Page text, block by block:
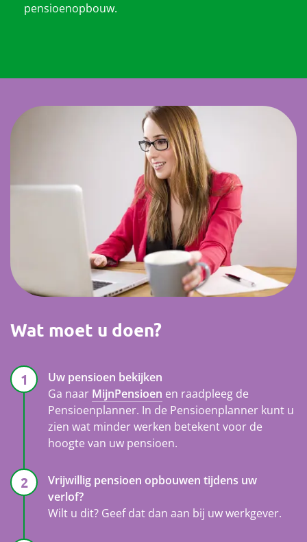
pensioenopbouw.
Wat moet u doen?
Uw pensioen bekijken
Ga naar MijnPensioen en raadpleeg de
Pensioenplanner. In de Pensioenplanner kunt u
zien wat minder werken betekent voor de
hoogte van uw pensioen.
Vrijwillig pensioen opbouwen tijdens uw
verlof?
Wilt u dit? Geef dat dan aan bij uw werkgever.